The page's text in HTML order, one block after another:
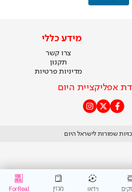
וידאו מגזין ForReal
מידע כללי
צרו קשר
תקנון
מדיניות פרטיות
אפליקציית היום
שמורות לישראל היום